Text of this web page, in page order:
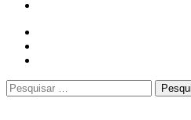
Facebook
Twitter
WhatsApp
Telegram
Close
Pesquisar
por: